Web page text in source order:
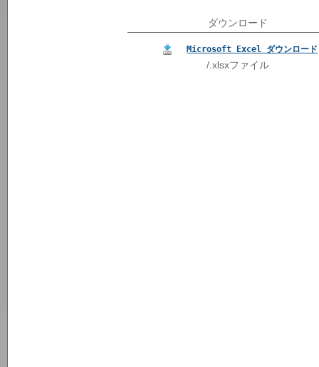
ダウンロード
Microsoft Excel ダウンロード
/.xlsxファイル